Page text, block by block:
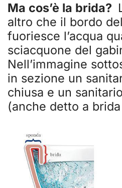
Ma cos’è la brida?
altro che il bordo
fuoriesce l’acqua
sciacquone del
Nell’immagine
in sezione un
chiusa e un
(anche detto a